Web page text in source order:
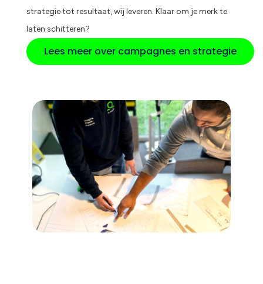
strategie tot resultaat, wij leveren. Klaar om je merk te
laten schitteren?
Lees meer over campagnes en strategie